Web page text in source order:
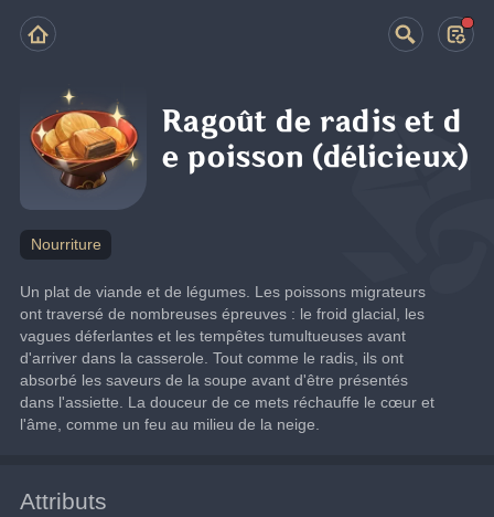
Ragoût de radis et d
e poisson (délicieux)
Nourriture
Un plat de viande et de légumes. Les poissons migrateurs
ont traversé de nombreuses épreuves : le froid glacial, les
vagues déferlantes et les tempêtes tumultueuses avant
d'arriver dans la casserole. Tout comme le radis, ils ont
absorbé les saveurs de la soupe avant d'être présentés
dans l'assiette. La douceur de ce mets réchauffe le cœur et
l'âme, comme un feu au milieu de la neige.
Attributs